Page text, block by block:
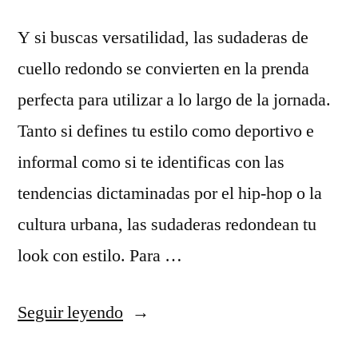
Y si buscas versatilidad, las sudaderas de
cuello redondo se convierten en la prenda
perfecta para utilizar a lo largo de la jornada.
Tanto si defines tu estilo como deportivo e
informal como si te identificas con las
tendencias dictaminadas por el hip-hop o la
cultura urbana, las sudaderas redondean tu
look con estilo. Para …
Seguir leyendo«mercado